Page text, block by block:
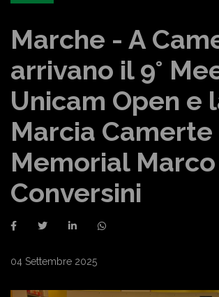
Marche - A
arrivano il 9°
Unicam Open e
Marcia Camerte
Memorial Marco
Conversini
04 Settembre 2025